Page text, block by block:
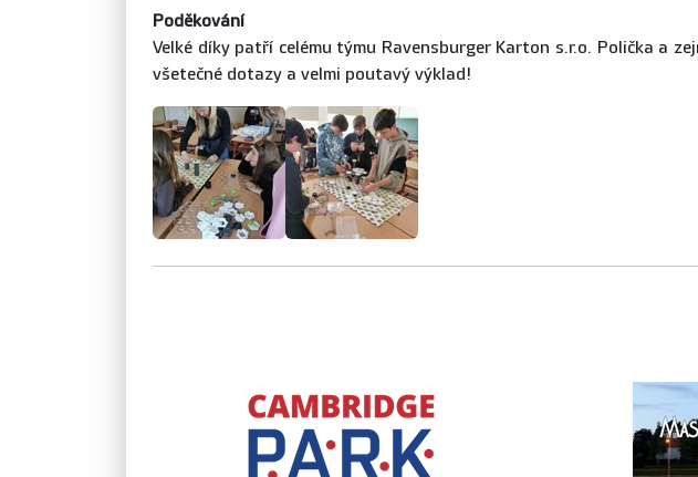
Poděkování
Velké díky patří celému týmu Ravensburger Karton s.r.o. Polička a
všetečné dotazy a velmi poutavý výklad!